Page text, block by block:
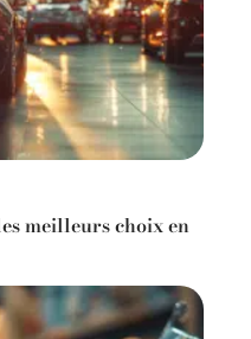
meilleurs choix en